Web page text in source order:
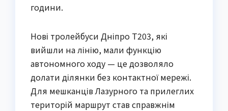
години.
Нові тролейбуси Дніпро Т203, які
вийшли на лінію, мали функцію
автономного ходу — це дозволяло
долати ділянки без контактної мережі.
Для мешканців Лазурного та прилеглих
територій маршрут став справжнім